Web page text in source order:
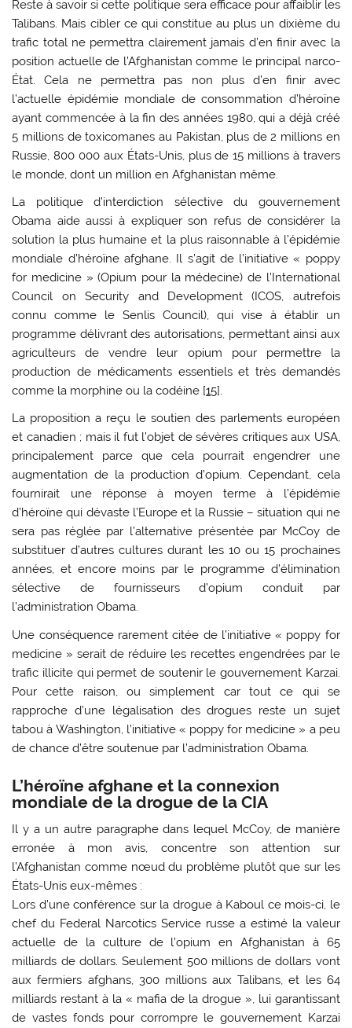
Reste à savoir si cette politique sera efficace pour affaiblir les
Talibans. Mais cibler ce qui constitue au plus un dixième du
trafic total ne permettra clairement jamais d’en finir avec la
position actuelle de l’Afghanistan comme le principal narco-
État. Cela ne permettra pas non plus d’en finir avec
l’actuelle épidémie mondiale de consommation d’héroïne
ayant commencée à la fin des années 1980, qui a déjà créé
5 millions de toxicomanes au Pakistan, plus de 2 millions en
Russie, 800 000 aux États-Unis, plus de 15 millions à travers
le monde, dont un million en Afghanistan même.
La politique d’interdiction sélective du gouvernement
Obama aide aussi à expliquer son refus de considérer la
solution la plus humaine et la plus raisonnable à l’épidémie
mondiale d’héroïne afghane. Il s’agit de l’initiative « poppy
for medicine » (Opium pour la médecine) de l’International
Council on Security and Development (ICOS, autrefois
connu comme le Senlis Council), qui vise à établir un
programme délivrant des autorisations, permettant ainsi aux
agriculteurs de vendre leur opium pour permettre la
production de médicaments essentiels et très demandés
comme la morphine ou la codéine [15].
La proposition a reçu le soutien des parlements européen
et canadien ; mais il fut l’objet de sévères critiques aux USA,
principalement parce que cela pourrait engendrer une
augmentation de la production d’opium. Cependant, cela
fournirait une réponse à moyen terme à l’épidémie
d’héroïne qui dévaste l’Europe et la Russie – situation qui ne
sera pas réglée par l’alternative présentée par McCoy de
substituer d’autres cultures durant les 10 ou 15 prochaines
années, et encore moins par le programme d’élimination
sélective de fournisseurs d’opium conduit par
l’administration Obama.
Une conséquence rarement citée de l’initiative « poppy for
medicine » serait de réduire les recettes engendrées par le
trafic illicite qui permet de soutenir le gouvernement Karzai.
Pour cette raison, ou simplement car tout ce qui se
rapproche d’une légalisation des drogues reste un sujet
tabou à Washington, l’initiative « poppy for medicine » a peu
de chance d’être soutenue par l’administration Obama.
L’héroïne afghane et la connexion
mondiale de la drogue de la CIA
Il y a un autre paragraphe dans lequel McCoy, de manière
erronée à mon avis, concentre son attention sur
l’Afghanistan comme nœud du problème plutôt que sur les
États-Unis eux-mêmes :
Lors d’une conférence sur la drogue à Kaboul ce mois-ci, le
chef du Federal Narcotics Service russe a estimé la valeur
actuelle de la culture de l’opium en Afghanistan à 65
milliards de dollars. Seulement 500 millions de dollars vont
aux fermiers afghans, 300 millions aux Talibans, et les 64
milliards restant à la « mafia de la drogue », lui garantissant
de vastes fonds pour corrompre le gouvernement Karzai